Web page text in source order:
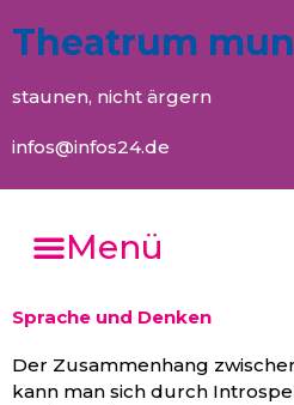
Theatrum
staunen, nicht ärgern
infos@infos24.de
Menü
Sprache und Denken
Der Zusammenhang
kann man sich durch